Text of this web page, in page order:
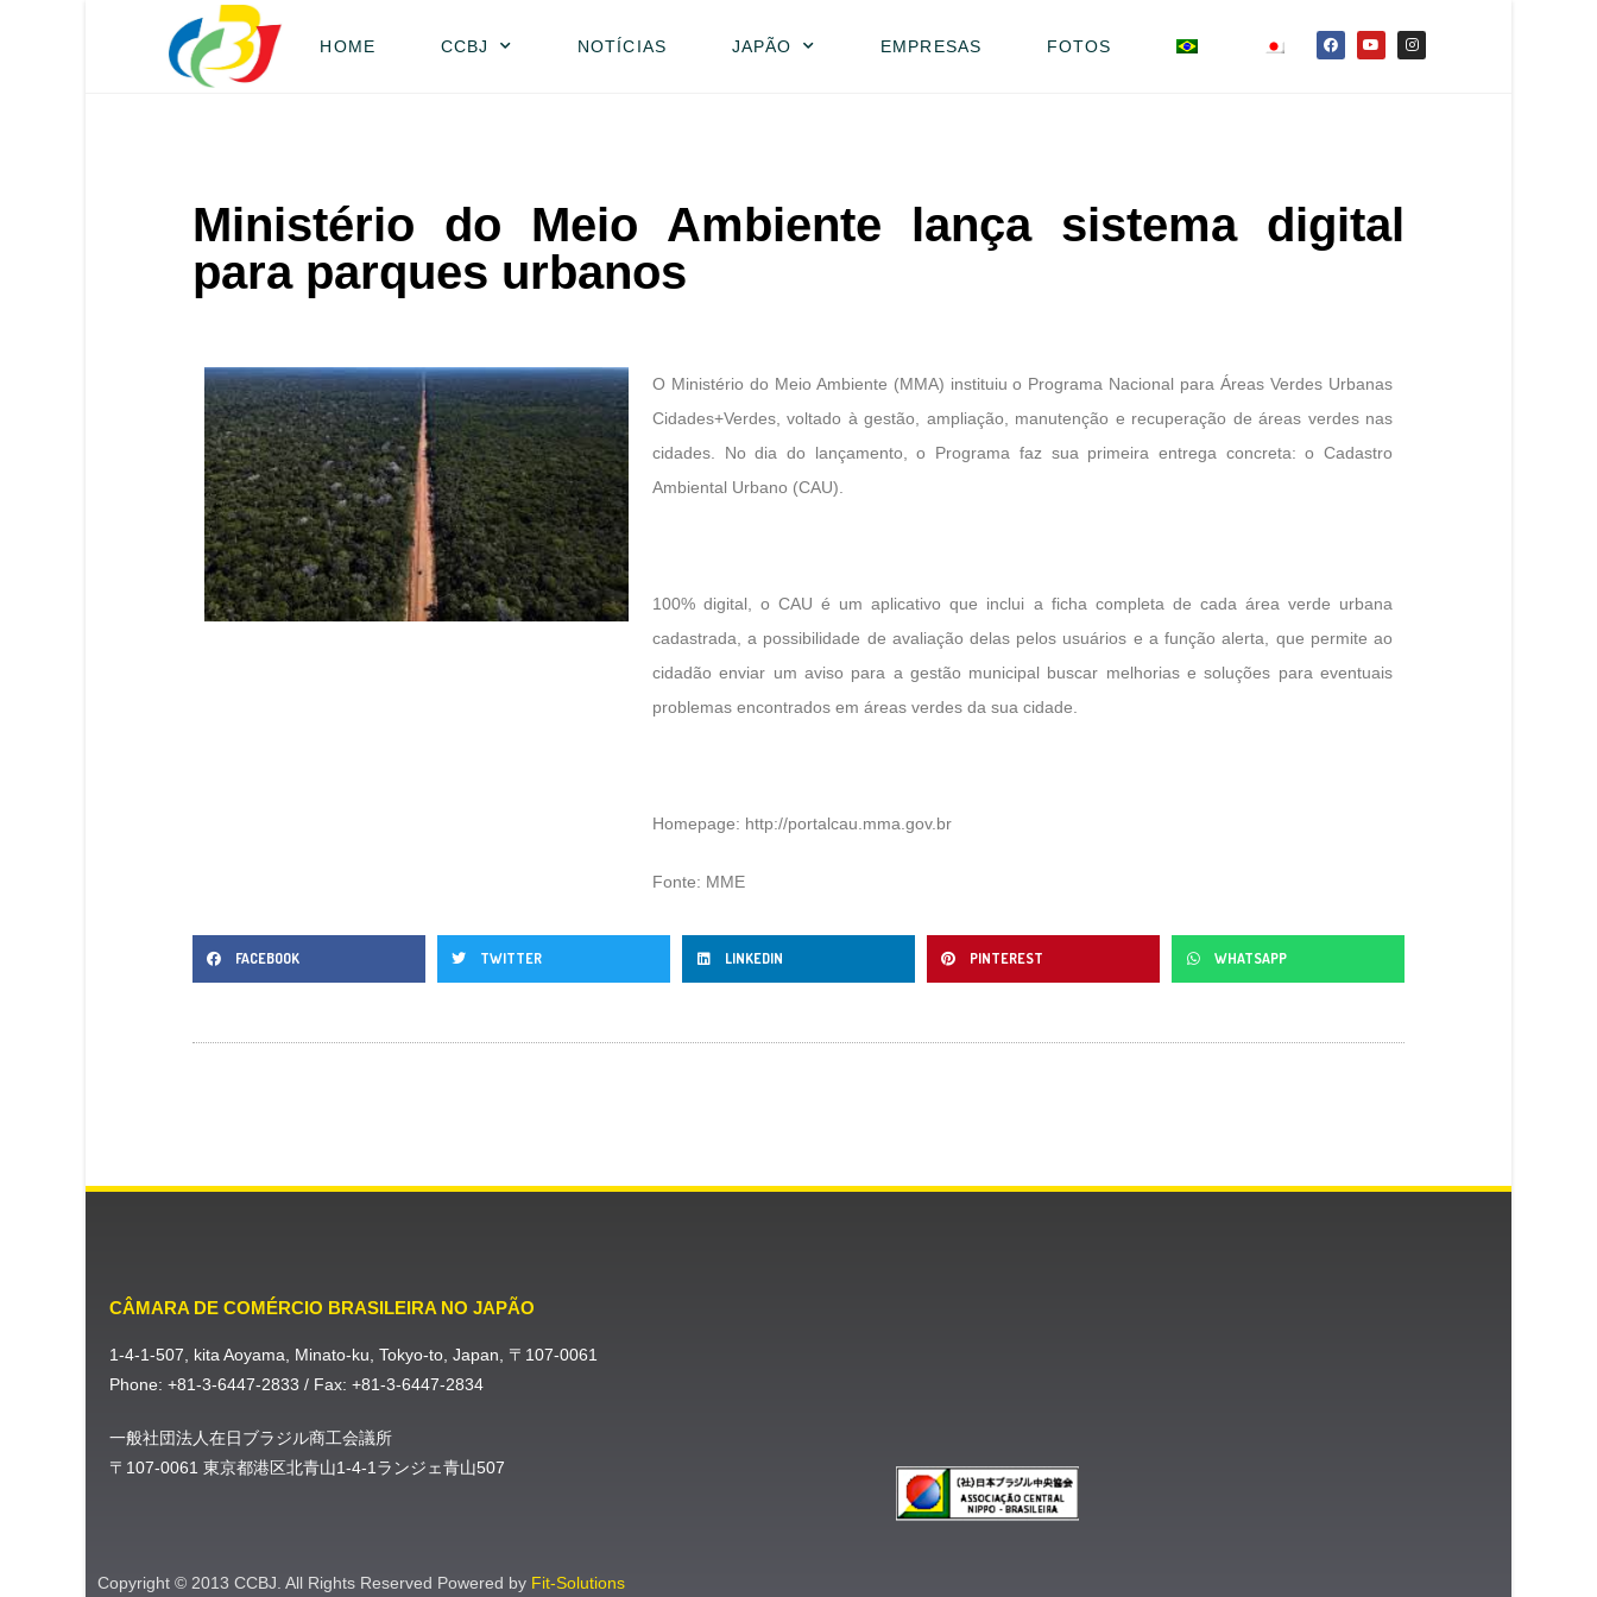
HOME CCBJ NOTÍCIAS JAPÃO EMPRESAS FOTOS
Ministério do Meio Ambiente lança sistema digital
para parques urbanos
O Ministério do Meio Ambiente (MMA) instituiu o Programa Nacional para Áreas Verdes Urbanas
Cidades+Verdes, voltado à gestão, ampliação, manutenção e recuperação de áreas verdes nas
cidades. No dia do lançamento, o Programa faz sua primeira entrega concreta: o Cadastro
Ambiental Urbano (CAU).
100% digital, o CAU é um aplicativo que inclui a ficha completa de cada área verde urbana
cadastrada, a possibilidade de avaliação delas pelos usuários e a função alerta, que permite ao
cidadão enviar um aviso para a gestão municipal buscar melhorias e soluções para eventuais
problemas encontrados em áreas verdes da sua cidade.
Homepage: http://portalcau.mma.gov.br
Fonte: MME
FACEBOOK TWITTER LINKEDIN PINTEREST WHATSAPP
CÂMARA DE COMÉRCIO BRASILEIRA NO JAPÃO
1-4-1-507, kita Aoyama, Minato-ku, Tokyo-to, Japan, 〒107-0061
Phone: +81-3-6447-2833 / Fax: +81-3-6447-2834
一般社団法人在日ブラジル商工会議所
〒107-0061 東京都港区北青山1-4-1ランジェ青山507
Copyright © 2013 CCBJ. All Rights Reserved Powered by Fit-Solutions